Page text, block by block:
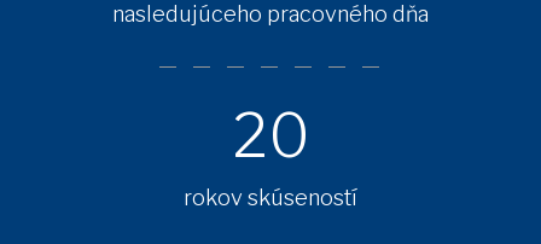
nasledujúceho pracovného dňa
20
rokov skúseností